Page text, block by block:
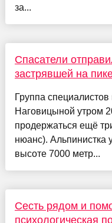
за...
Спасатели
застрявшей на
Группа
Наговицыной утром
продержаться ещё
нюанс).
высоте 7000 метр...
Сесть рядом и
психологическая